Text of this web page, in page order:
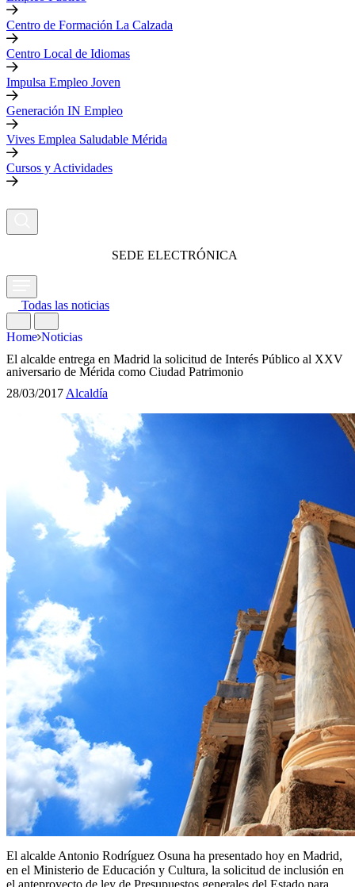
Centro de Formación La Calzada
Centro Local de Idiomas
Impulsa Empleo Joven
Generación IN Empleo
Vives Emplea Saludable Mérida
Cursos y Actividades
SEDE ELECTRÓNICA
Todas las noticias
Home Noticias
El alcalde entrega en Madrid la solicitud de Interés Público al XXV
aniversario de Mérida como Ciudad Patrimonio
28/03/2017Alcaldía
El alcalde Antonio Rodríguez Osuna ha presentado hoy en Madrid,
en el Ministerio de Educación y Cultura, la solicitud de inclusión en